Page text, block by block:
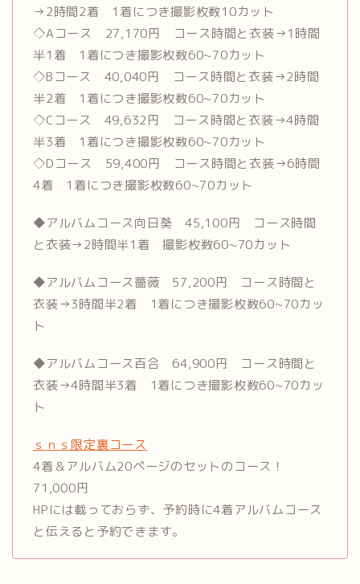
→2時間2着 1着につき撮影枚数10カット
◇Aコース 27,170円 コース時間と衣装→1時間
半1着 1着につき撮影枚数60~70カット
◇Bコース 40,040円 コース時間と衣装→2時間
半2着 1着につき撮影枚数60~70カット
◇Cコース 49,632円 コース時間と衣装→4時間
半3着 1着につき撮影枚数60~70カット
◇Dコース 59,400円 コース時間と衣装→6時間
4着 1着につき撮影枚数60~70カット
◆アルバムコース向日葵 45,100円 コース時間
と衣装→2時間半1着 撮影枚数60~70カット
◆アルバムコース薔薇 57,200円 コース時間と
衣装→3時間半2着 1着につき撮影枚数60~70カッ
ト
◆アルバムコース百合 64,900円 コース時間と
衣装→4時間半3着 1着につき撮影枚数60~70カッ
ト
ｓｎｓ限定裏コース
4着＆アルバム20ページのセットのコース！
71,000円
HPには載っておらず、予約時に4着アルバムコース
と伝えると予約できます。